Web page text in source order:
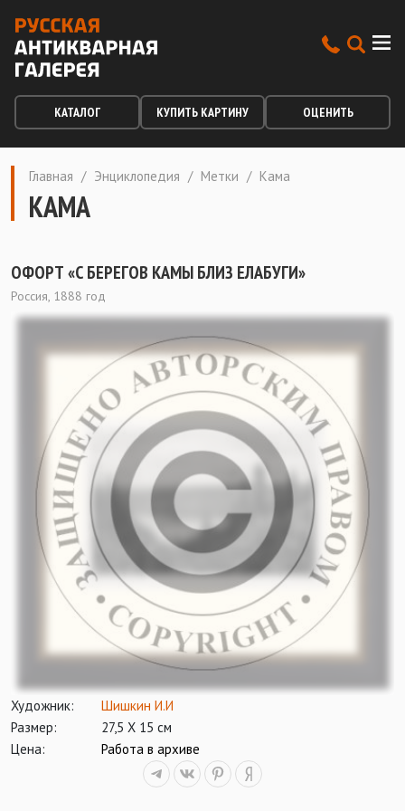
КАТАЛОГ КУПИТЬ КАРТИНУ ОЦЕНИТЬ
Главная / Энциклопедия / Метки / Кама
КАМА
ОФОРТ «С БЕРЕГОВ КАМЫ БЛИЗ ЕЛАБУГИ»
Россия, 1888 год
Художник:
Шишкин И.И
Размер:
27,5 X 15 см
Цена:
Работа в архиве